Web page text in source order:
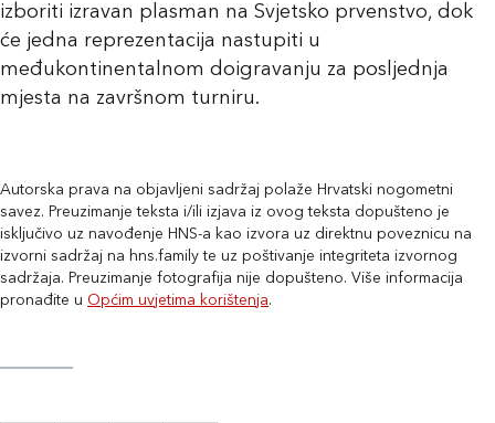
izboriti izravan plasman na Svjetsko prvenstvo, dok
će jedna reprezentacija nastupiti u
međukontinentalnom doigravanju za posljednja
mjesta na završnom turniru.
Autorska prava na objavljeni sadržaj polaže Hrvatski nogometni
savez. Preuzimanje teksta i/ili izjava iz ovog teksta dopušteno je
isključivo uz navođenje HNS-a kao izvora uz direktnu poveznicu na
izvorni sadržaj na hns.family te uz poštivanje integriteta izvornog
sadržaja. Preuzimanje fotografija nije dopušteno. Više informacija
pronađite u Općim uvjetima korištenja.